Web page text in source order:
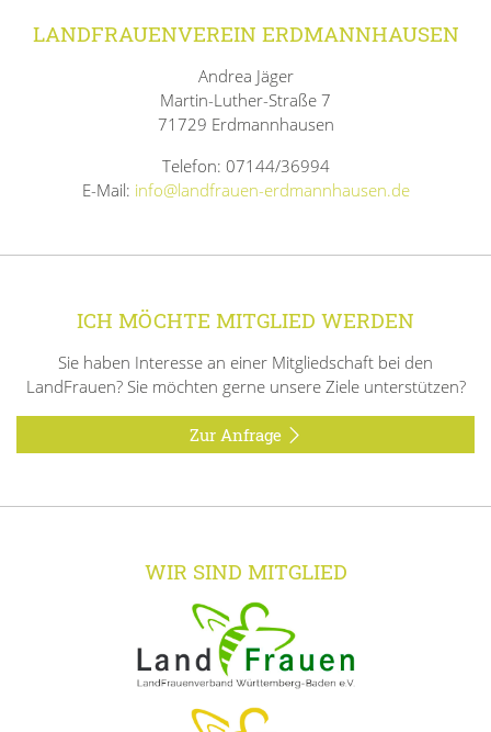
LANDFRAUENVEREIN ERDMANNHAUSEN
Andrea Jäger
Martin-Luther-Straße 7
71729 Erdmannhausen
Telefon: 07144/36994
E-Mail: info@landfrauen-erdmannhausen.de
ICH MÖCHTE MITGLIED WERDEN
Sie haben Interesse an einer Mitgliedschaft bei den
LandFrauen? Sie möchten gerne unsere Ziele unterstützen?
Zur Anfrage
WIR SIND MITGLIED